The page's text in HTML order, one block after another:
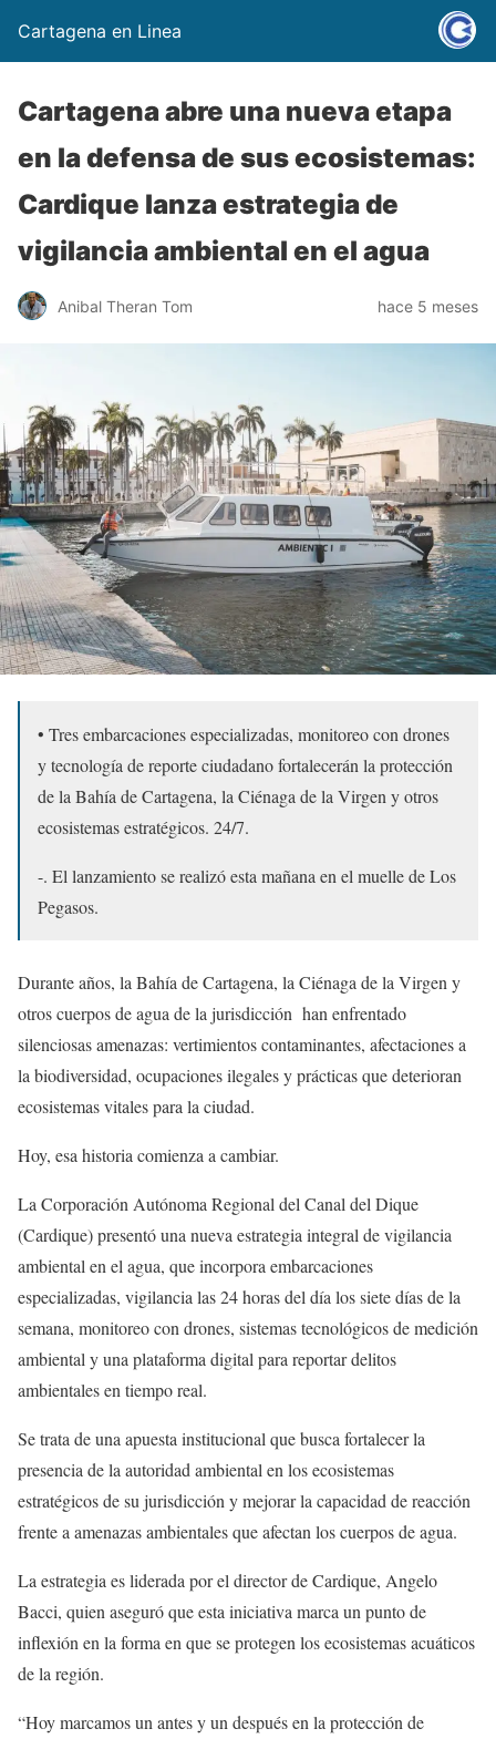
Cartagena en Linea
Cartagena abre una nueva etapa
en la defensa de sus ecosistemas:
Cardique lanza estrategia de
vigilancia ambiental en el agua
Anibal Theran Tom hace 5 meses
• Tres embarcaciones especializadas, monitoreo con drones
y tecnología de reporte ciudadano fortalecerán la protección
de la Bahía de Cartagena, la Ciénaga de la Virgen y otros
ecosistemas estratégicos. 24/7.
-. El lanzamiento se realizó esta mañana en el muelle de Los
Pegasos.
Durante años, la Bahía de Cartagena, la Ciénaga de la Virgen y
otros cuerpos de agua de la jurisdicción han enfrentado
silenciosas amenazas: vertimientos contaminantes, afectaciones a
la biodiversidad, ocupaciones ilegales y prácticas que deterioran
ecosistemas vitales para la ciudad.
Hoy, esa historia comienza a cambiar.
La Corporación Autónoma Regional del Canal del Dique
(Cardique) presentó una nueva estrategia integral de vigilancia
ambiental en el agua, que incorpora embarcaciones
especializadas, vigilancia las 24 horas del día los siete días de la
semana, monitoreo con drones, sistemas tecnológicos de medición
ambiental y una plataforma digital para reportar delitos
ambientales en tiempo real.
Se trata de una apuesta institucional que busca fortalecer la
presencia de la autoridad ambiental en los ecosistemas
estratégicos de su jurisdicción y mejorar la capacidad de reacción
frente a amenazas ambientales que afectan los cuerpos de agua.
La estrategia es liderada por el director de Cardique, Angelo
Bacci, quien aseguró que esta iniciativa marca un punto de
inflexión en la forma en que se protegen los ecosistemas acuáticos
de la región.
“Hoy marcamos un antes y un después en la protección de